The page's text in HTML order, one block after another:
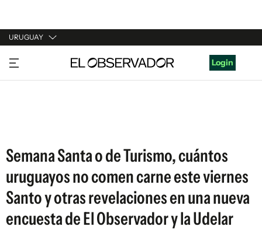
URUGUAY
URUGUAY
ARGENTINA
Login
Semana Santa o de Turismo, cuántos
uruguayos no comen carne este viernes
Santo y otras revelaciones en una nueva
encuesta de El Observador y la Udelar